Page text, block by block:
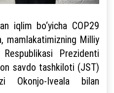
iqlim bo‘yicha COP29
mamlakatimizning Milliy
Respublikasi Prezidenti
savdo tashkiloti (JST)
Okonjo-Iveala bilan